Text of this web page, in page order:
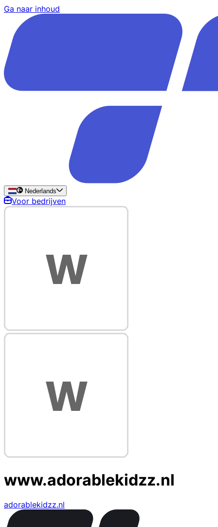
Ga naar inhoud
Nederlands
Voor bedrijven
www.adorablekidzz.nl
adorablekidzz.nl